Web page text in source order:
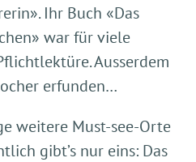
Ihr Buch «Das
war für viele
Ausserdem
erfunden…
weitere Must-see-Orte
gibt’s nur eins: Das